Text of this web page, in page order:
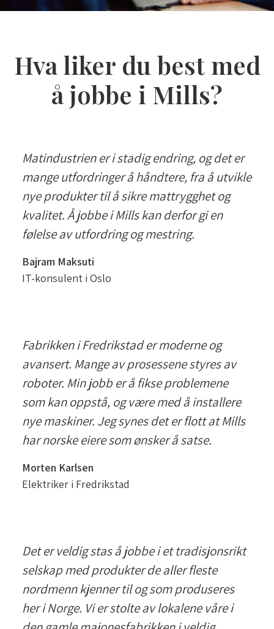
Hva liker du best med
å jobbe i Mills?
Matindustrien er i stadig endring, og det er
mange utfordringer å håndtere, fra å utvikle
nye produkter til å sikre mattrygghet og
kvalitet. Å jobbe i Mills kan derfor gi en
følelse av utfordring og mestring.
Bajram Maksuti
IT-konsulent i Oslo
Fabrikken i Fredrikstad er moderne og
avansert. Mange av prosessene styres av
roboter. Min jobb er å fikse problemene
som kan oppstå, og være med å installere
nye maskiner. Jeg synes det er flott at Mills
har norske eiere som ønsker å satse.
Morten Karlsen
Elektriker i Fredrikstad
Det er veldig stas å jobbe i et tradisjonsrikt
selskap med produkter de aller fleste
nordmenn kjenner til og som produseres
her i Norge. Vi er stolte av lokalene våre i